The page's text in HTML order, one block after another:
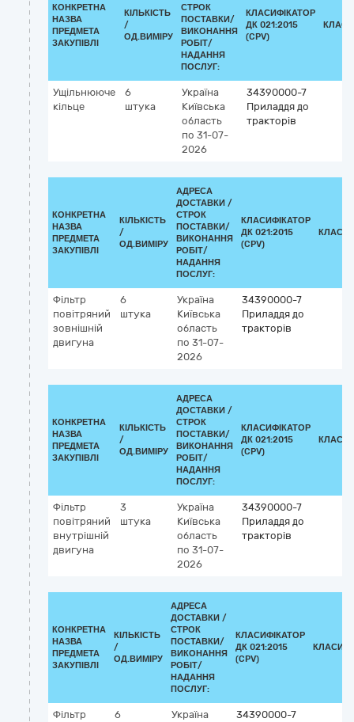
КОНКРЕТНА
НАЗВА
ПРЕДМЕТА
ЗАКУПІВЛІ
КІЛЬКІСТЬ
/
ОД.ВИМІРУ
СТРОК
ПОСТАВКИ/
ВИКОНАННЯ
РОБІТ/
НАДАННЯ
ПОСЛУГ:
КЛАСИФІКАТОР
ДК 021:2015
(CPV)
Ущільнююче
кільце
6
штука
Україна
Київська
область
по 31-07-
2026
34390000-7
Приладдя до
тракторів
КОНКРЕТНА
НАЗВА
ПРЕДМЕТА
ЗАКУПІВЛІ
КІЛЬКІСТЬ
/
ОД.ВИМІРУ
АДРЕСА
ДОСТАВКИ /
СТРОК
ПОСТАВКИ/
ВИКОНАННЯ
РОБІТ/
НАДАННЯ
ПОСЛУГ:
КЛАСИФІКАТОР
ДК 021:2015
(CPV)
Фільтр
повітряний
зовнішній
двигуна
6
штука
Україна
Київська
область
по 31-07-
2026
34390000-7
Приладдя до
тракторів
КОНКРЕТНА
НАЗВА
ПРЕДМЕТА
ЗАКУПІВЛІ
КІЛЬКІСТЬ
/
ОД.ВИМІРУ
АДРЕСА
ДОСТАВКИ /
СТРОК
ПОСТАВКИ/
ВИКОНАННЯ
РОБІТ/
НАДАННЯ
ПОСЛУГ:
КЛАСИФІКАТОР
ДК 021:2015
(CPV)
Фільтр
повітряний
внутрішній
двигуна
3
штука
Україна
Київська
область
по 31-07-
2026
34390000-7
Приладдя до
тракторів
КОНКРЕТНА
НАЗВА
ПРЕДМЕТА
ЗАКУПІВЛІ
КІЛЬКІСТЬ
/
ОД.ВИМІРУ
АДРЕСА
ДОСТАВКИ /
СТРОК
ПОСТАВКИ/
ВИКОНАННЯ
РОБІТ/
НАДАННЯ
ПОСЛУГ:
КЛАСИФІКАТОР
ДК 021:2015
(CPV)
Фільтр
6
Україна
34390000-7